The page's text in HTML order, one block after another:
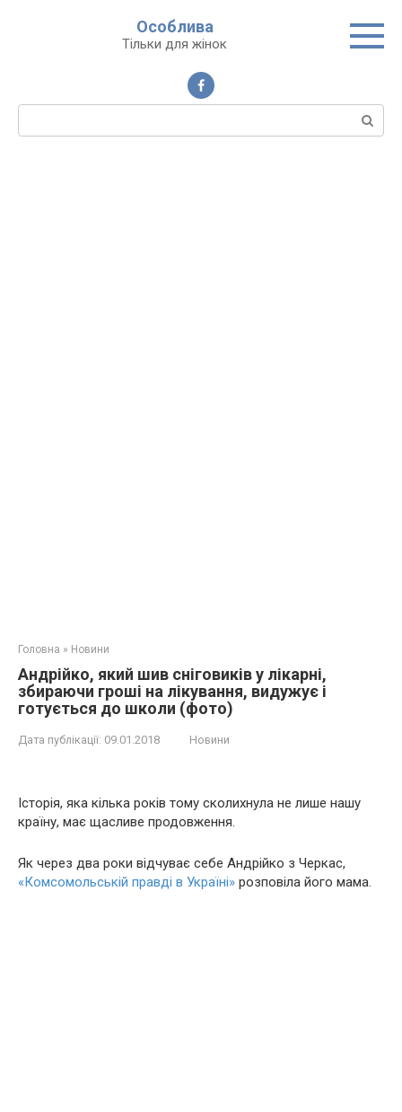
Особлива
Тільки для жінок
Пошук:
Головна » Новини
Андрійко, який шив сніговиків у лікарні,
збираючи гроші на лікування, видужує і
готується до школи (фото)
Дата публікації: 09.01.2018 Новини
Історія, яка кілька років тому сколихнула не лише нашу
країну, має щасливе продовження.
Як через два роки відчуває себе Андрійко з Черкас,
«Комсомольській правді в Україні» розповіла його мама.